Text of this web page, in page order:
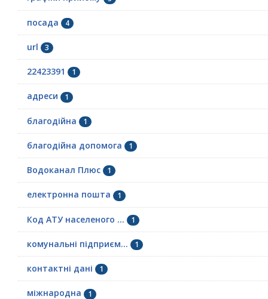
посада 4
url 3
22423391 1
адреси 1
благодійна 1
благодійна допомога 1
Водоканал Плюс 1
електронна пошта 1
Код АТУ населеного ... 1
комунальні підприєм... 1
контактні дані 1
міжнародна 1